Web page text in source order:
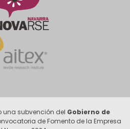
una subvención del Gobierno de
de Fomento de la Empresa